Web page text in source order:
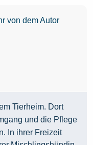
von dem Autor
Tierheim. Dort
und die Pflege
In ihrer Freizeit